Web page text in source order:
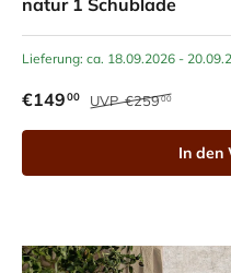
Lieferung: ca. 18.09.2026 -
€14900 UVP€25900
In den